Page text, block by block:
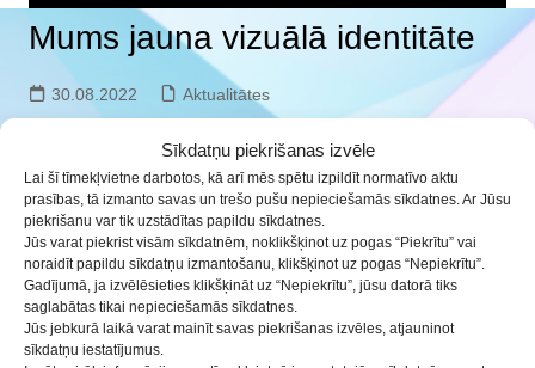
Sīkdatņu piekrišanas izvēle
Lai šī tīmekļvietne darbotos, kā arī mēs spētu izpildīt normatīvo aktu
prasības, tā izmanto savas un trešo pušu nepieciešamās sīkdatnes. Ar Jūsu
piekrišanu var tik uzstādītas papildu sīkdatnes.
Jūs varat piekrist visām sīkdatnēm, noklikšķinot uz pogas “Piekrītu” vai
noraidīt papildu sīkdatņu izmantošanu, klikšķinot uz pogas “Nepiekrītu”.
Gadījumā, ja izvēlēsieties klikšķināt uz “Nepiekrītu”, jūsu datorā tiks
saglabātas tikai nepieciešamās sīkdatnes.
Jūs jebkurā laikā varat mainīt savas piekrišanas izvēles, atjauninot
sīkdatņu iestatījumus.
Mums jauna vizuālā identitāte
30.08.2022 Aktualitātes
Šis mācību gads iesāksies ar daudziem jaunumiem.
Viens no tiem – mumsJAUNS LOGO!Turpmāk visur
mūs varēsi atpazīt šādi. Vēl joprojām būsim bērniem
un jauniešiem kāMĀJIŅA,kā vieta izaugsmei un
savu talantu attīstībai. Lai jauns, jaudīgs starts
mums visiem kopā!